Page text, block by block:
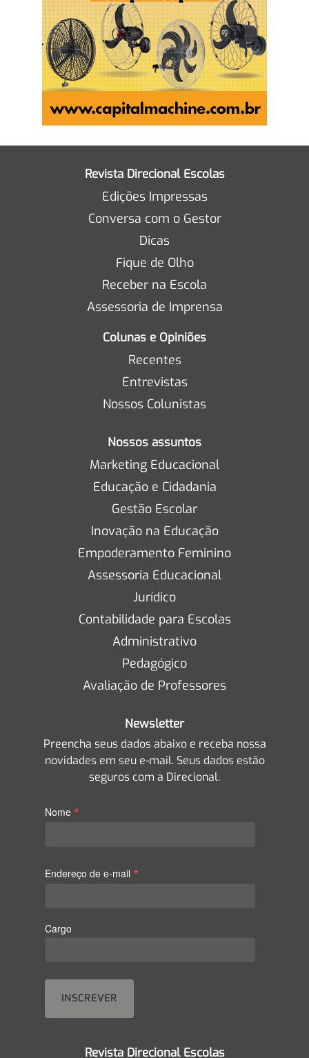
Revista Direcional Escolas
Edições Impressas
Conversa com o Gestor
Dicas
Fique de Olho
Receber na Escola
Assessoria de Imprensa
Colunas e Opiniões
Recentes
Entrevistas
Nossos Colunistas
Nossos assuntos
Marketing Educacional
Educação e Cidadania
Gestão Escolar
Inovação na Educação
Empoderamento Feminino
Assessoria Educacional
Jurídico
Contabilidade para Escolas
Administrativo
Pedagógico
Avaliação de Professores
Newsletter
Preencha seus dados abaixo e receba nossa
novidades em seu e-mail. Seus dados estão
seguros com a Direcional.
Nome *
Endereço de e-mail *
Cargo
Revista Direcional Escolas